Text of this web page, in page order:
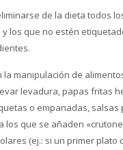
de la dieta todos
y los que no estén
la manipulación de
levadura, papas fritas
o empanadas,
que se añaden
(ej.: si un primer plato